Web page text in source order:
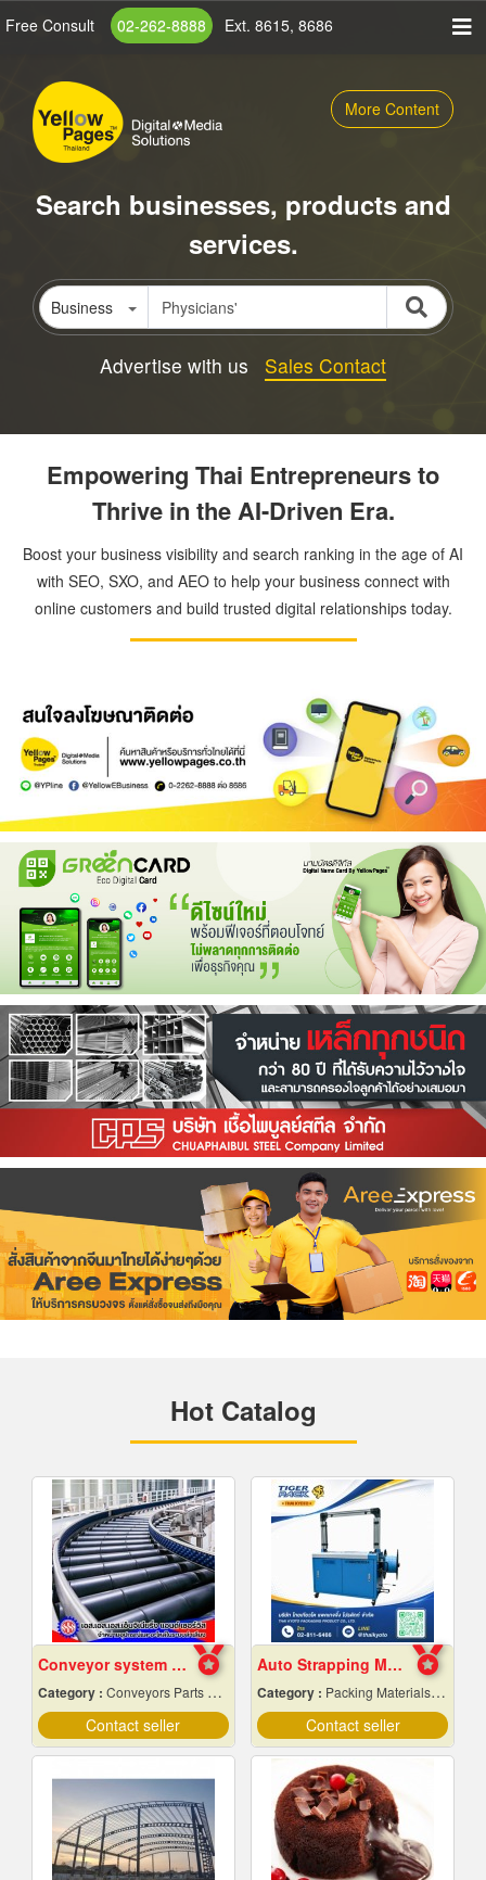
content
Free Consult 02-262-8888 Ext. 8615, 8686
More Content
Search businesses, products and
services.
Business
Advertise with us Sales Contact
Empowering Thai Entrepreneurs to
Thrive in the AI-Driven Era.
Boost your business visibility and search ranking in the age of AI
with SEO, SXO, and AEO to help your business connect with
online customers and build trusted digital relationships today.
Hot Catalog
Conveyor system installation
Category : Conveyors Parts & Supplies
Contact seller
Auto Strapping Machine
Category : Packing Materials-Mechanical
Contact seller